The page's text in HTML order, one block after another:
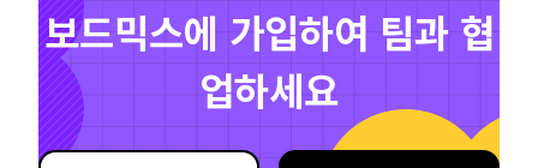
보드믹스에 가입하여 팀과 협
업하세요